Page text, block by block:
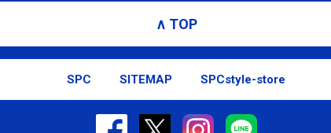
∧ TOP
SPC SITEMAP SPCstyle-store